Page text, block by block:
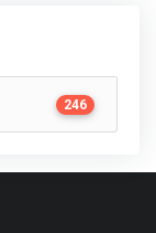
246